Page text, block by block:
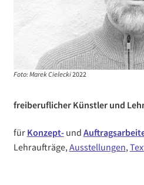
Konzeptarbeiten
Auftragsarbeiten
Workshops
Heiko Günther >>>
Doreen Richter >>>
Foto: Marek Cielecki2022
freiberuflicher Künstler und
für Konzept- und
Lehraufträge,Ausstellungen,